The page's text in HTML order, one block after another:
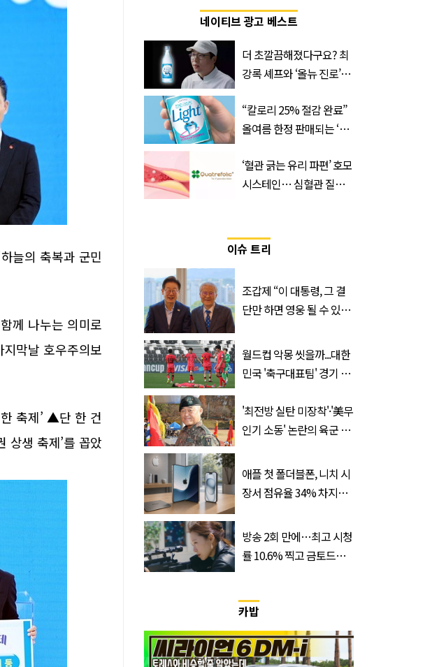
늘의 축복과 군민
께 나누는 의미로
막날 호우주의보
축제’ ▲단 한 건
상생 축제’를 꼽았
네이티브 광고 베스트
더 초깔끔해졌다구요? 최
강록 셰프와 ‘올뉴 진로’의
“칼로리 25% 절감 완료”
올여름 한정 판매되는 ‘최
‘혈관 긁는 유리 파편’ 호모
시스테인… 심혈관 질환
이슈 트리
조갑제 “이 대통령, 그 결
단만 하면 영웅 될 수 있
월드컵 악몽 씻을까...대한
민국 '축구대표팀' 경기 확
'최전방 실탄 미장착'·'美무
인기 소동' 논란의 육군 1
애플 첫 폴더블폰, 니치 시
장서 점유율 34% 차지할
방송 2회 만에…최고 시청
률 10.6% 찍고 금토드라
카밥